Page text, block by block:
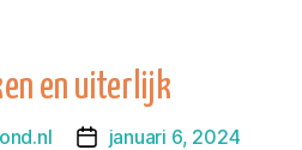
en uiterlijk
Berichtdatum
januari 6, 2024